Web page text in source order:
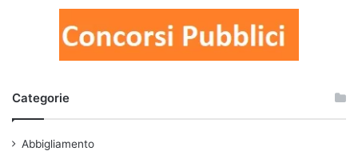
Categorie
Abbigliamento